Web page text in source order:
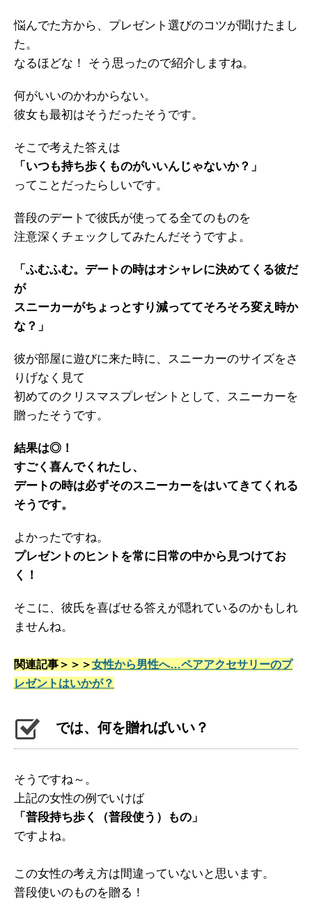
悩んでた方から、プレゼント選びのコツが聞けたまし
た。
なるほどな！ そう思ったので紹介しますね。
何がいいのかわからない。
彼女も最初はそうだったそうです。
そこで考えた答えは
「いつも持ち歩くものがいいんじゃないか？」
ってことだったらしいです。
普段のデートで彼氏が使ってる全てのものを
注意深くチェックしてみたんだそうですよ。
「ふむふむ。デートの時はオシャレに決めてくる彼だ
が
スニーカーがちょっとすり減っててそろそろ変え時か
な？」
彼が部屋に遊びに来た時に、スニーカーのサイズをさ
りげなく見て
初めてのクリスマスプレゼントとして、スニーカーを
贈ったそうです。
結果は◎！
すごく喜んでくれたし、
デートの時は必ずそのスニーカーをはいてきてくれる
そうです。
よかったですね。
プレゼントのヒントを常に日常の中から見つけてお
く！
そこに、彼氏を喜ばせる答えが隠れているのかもしれ
ませんね。
関連記事＞＞＞女性から男性へ…ペアアクセサリーのプ
レゼントはいかが？
では、何を贈ればいい？
そうですね～。
上記の女性の例でいけば
「普段持ち歩く（普段使う）もの」
ですよね。
この女性の考え方は間違っていないと思います。
普段使いのものを贈る！